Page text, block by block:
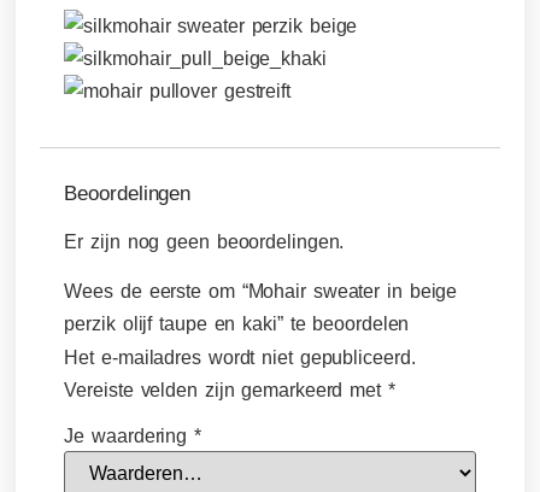
Beoordelingen
Er zijn nog geen beoordelingen.
Wees de eerste om “Mohair sweater in beige
perzik olijf taupe en kaki” te beoordelen
Het e-mailadres wordt niet gepubliceerd.
Vereiste velden zijn gemarkeerd met *
Je waardering*